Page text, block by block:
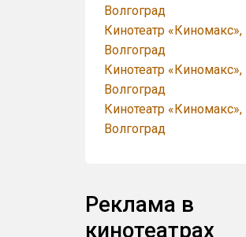
Волгоград
Кинотеатр «Киномакс»,
Волгоград
Кинотеатр «Киномакс»,
Волгоград
Кинотеатр «Киномакс»,
Волгоград
Реклама в
кинотеатрах